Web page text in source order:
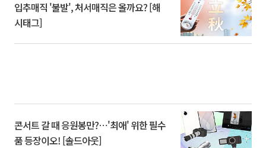
입추매직 '불발', 처서매직은 올까요? [해
시태그]
콘서트 갈 때 응원봉만?⋯'최애' 위한 필수
품 등장이오! [솔드아웃]